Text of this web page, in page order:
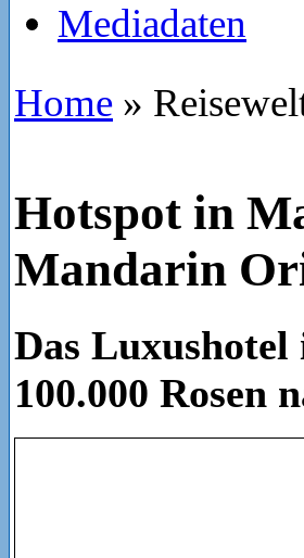
Mediadaten
Home »
Hotspot in
Mandarin
Das
100.000 Rosen